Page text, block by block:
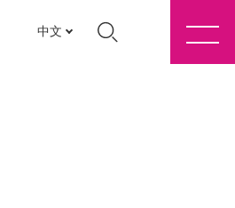
中文